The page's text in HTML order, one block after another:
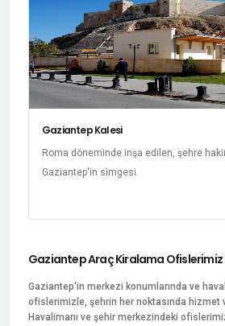
Gaziantep Kalesi
Roma döneminde inşa edilen, şehre
Gaziantep'in simgesi.
Gaziantep Araç Kiralama Ofislerimiz
Gaziantep'in merkezi konumlarında ve
ofislerimizle, şehrin her noktasında hizmet
Havalimanı ve şehir merkezindeki